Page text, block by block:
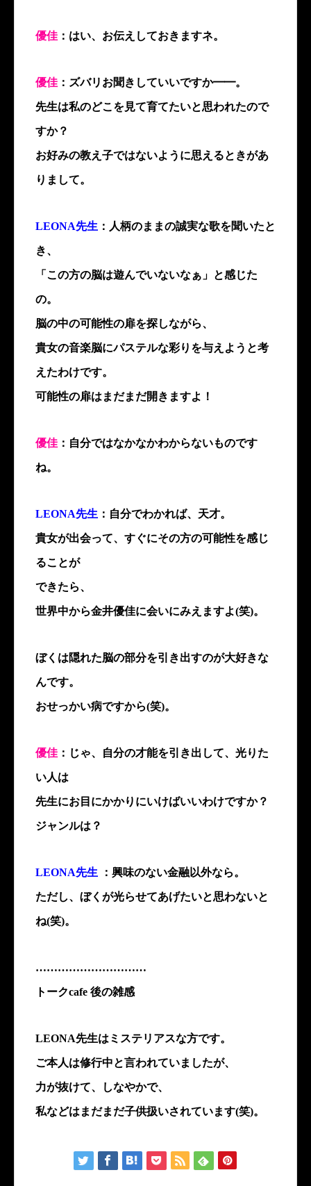
優佳 ：はい、お伝えしておきますネ。
優佳 ：ズバリお聞きしていいですか━━。
先生は私のどこを見て育てたいと思われたので
すか？
お好みの教え子ではないように思えるときがあ
りまして。
LEONA先生 ：人柄のままの誠実な歌を聞いたと
き、
「この方の脳は遊んでいないなぁ」と感じた
の。
脳の中の可能性の扉を探しながら、
貴女の音楽脳にパステルな彩りを与えようと考
えたわけです。
可能性の扉はまだまだ開きますよ！
優佳 ：自分ではなかなかわからないものです
ね。
LEONA先生 ：自分でわかれば、天才。
貴女が出会って、すぐにその方の可能性を感じ
ることが
できたら、
世界中から金井優佳に会いにみえますよ(笑)。
ぼくは隠れた脳の部分を引き出すのが大好きな
んです。
おせっかい病ですから(笑)。
優佳 ：じゃ、自分の才能を引き出して、光りた
い人は
先生にお目にかかりにいけばいいわけですか？
ジャンルは？
LEONA先生 ：興味のない金融以外なら。
ただし、ぼくが光らせてあげたいと思わないと
ね(笑)。
…………………………
トークcafe 後の雑感
LEONA先生はミステリアスな方です。
ご本人は修行中と言われていましたが、
力が抜けて、しなやかで、
私などはまだまだ子供扱いされています(笑)。